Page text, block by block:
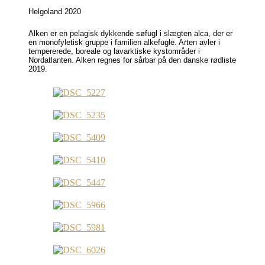
Helgoland 2020
Alken er en pelagisk dykkende søfugl i slægten alca, der er
en monofyletisk gruppe i familien alkefugle. Arten avler i
tempererede, boreale og lavarktiske kystområder i
Nordatlanten. Alken regnes for sårbar på den danske rødliste
2019.